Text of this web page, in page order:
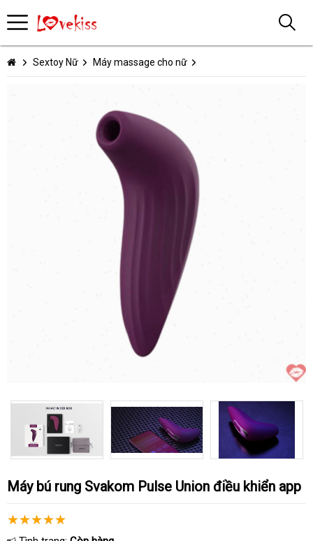
Sextoy Nữ Máy massage cho nữ
Máy bú rung Svakom Pulse Union điều khiển app